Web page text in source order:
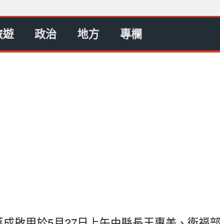
遊 政治 地方 專欄